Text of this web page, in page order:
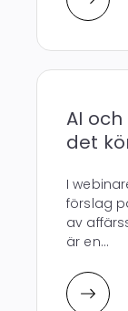
AI
det
I
förslag
av
är en...